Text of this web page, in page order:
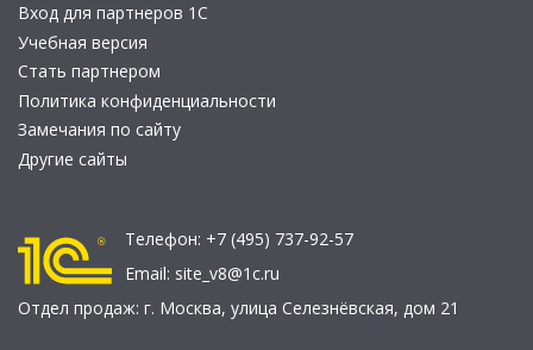
Вход для партнеров 1С
Учебная версия
Стать партнером
Политика конфиденциальности
Замечания по сайту
Другие сайты
Телефон: +7 (495) 737-92-57
Email: site_v8@1c.ru
Отдел продаж: г. Москва, улица Селезнёвская, дом 21